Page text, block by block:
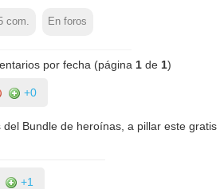
com. En foros
por fecha (página 1de 1)
+0
del Bundle de heroínas, a pillar este gratis
+1